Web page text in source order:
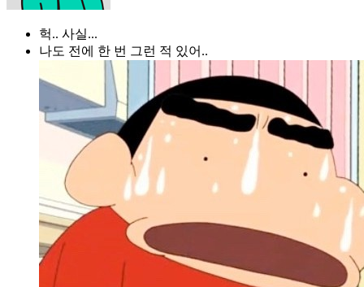
헉.. 사실...
나도 전에 한 번 그런 적 있어..